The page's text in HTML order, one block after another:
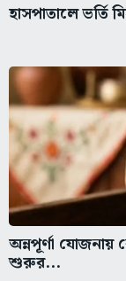
হাসপাতালে ভর্তি
অন্নপূর্ণা যোজনায়
শুরুর...